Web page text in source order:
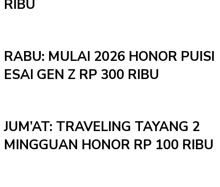
RIBU
RABU: MULAI 2026 HONOR PUISI
ESAI GEN Z RP 300 RIBU
JUM’AT: TRAVELING TAYANG 2
MINGGUAN HONOR RP 100 RIBU